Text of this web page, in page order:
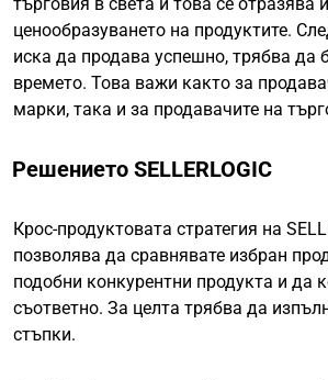
ценообразуването на продуктите.
иска да продава успешно, трябва да
времето. Това важи както за
марки, така и за продавачите на
Решението SELLERLOGIC
Крос-продуктовата стратегия на
позволява да сравнявате избран
подобни конкурентни продукта и да
съответно. За целта трябва да
стъпки.